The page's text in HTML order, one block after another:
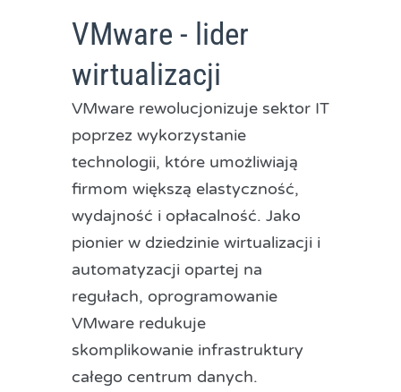
VMware - lider
wirtualizacji
VMware rewolucjonizuje sektor IT
poprzez wykorzystanie
technologii, które umożliwiają
firmom większą elastyczność,
wydajność i opłacalność. Jako
pionier w dziedzinie wirtualizacji i
automatyzacji opartej na
regułach, oprogramowanie
VMware redukuje
skomplikowanie infrastruktury
całego centrum danych.